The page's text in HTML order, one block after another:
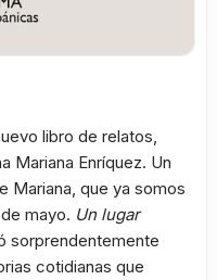
libro de relatos,
Mariana Enríquez. Un
Mariana, que ya somos
mayo. Un lugar
sorprendentemente
cotidianas que